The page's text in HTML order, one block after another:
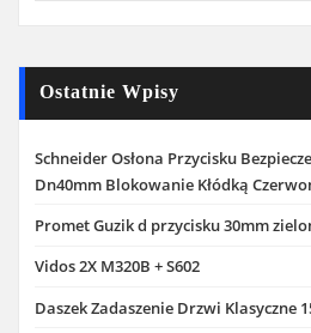
Ostatnie Wpisy
Schneider Osłona Przycisku
Dn40mm Blokowanie Kłódką
Promet Guzik d przycisku 30mm
Vidos 2X M320B + S602
Daszek Zadaszenie Drzwi Klasyczne